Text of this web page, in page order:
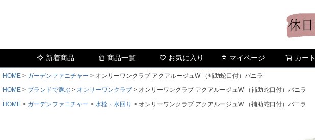
新着商品 商品一覧 お気に入り マイページ カート
HOME ガーデンファニチャー
オンリーワンクラブ アクアルージュW （補助蛇口付）バニラ
HOME
ブランドで選ぶ オンリーワンクラブ
オンリーワンクラブ アクアルージュW （補助蛇口付）バニラ
HOME
ガーデンファニチャー 水栓・水回り オンリーワンクラブ アクアルージュW （補助蛇口付）バニラ